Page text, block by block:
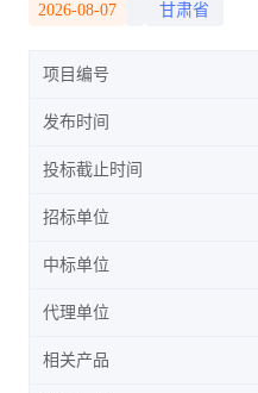
2026-08-07 甘肃省
项目编号
发布时间
投标截止时间
招标单位
中标单位
代理单位
相关产品